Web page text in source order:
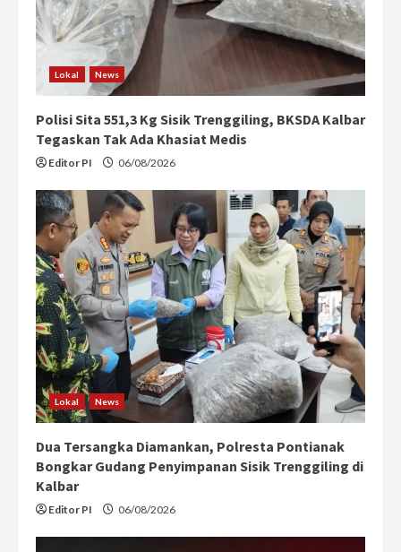
Lokal News
Polisi Sita 551,3 Kg Sisik Trenggiling, BKSDA Kalbar
Tegaskan Tak Ada Khasiat Medis
Editor PI 06/08/2026
Lokal News
Dua Tersangka Diamankan, Polresta Pontianak
Bongkar Gudang Penyimpanan Sisik Trenggiling di
Kalbar
Editor PI 06/08/2026